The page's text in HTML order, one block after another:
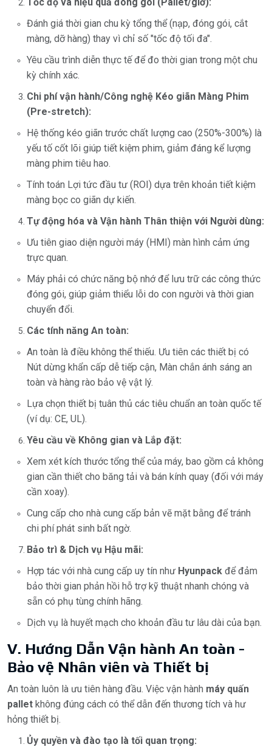
Đánh giá thời gian chu kỳ tổng thể (nạp, đóng gói, cắt
màng, dỡ hàng) thay vì chỉ số "tốc độ tối đa".
Yêu cầu trình diễn thực tế để đo thời gian trong một chu
kỳ chính xác.
Chi phí vận hành/Công nghệ Kéo giãn Màng Phim
(Pre-stretch):
Hệ thống kéo giãn trước chất lượng cao (250%-300%) là
yếu tố cốt lõi giúp tiết kiệm phim, giảm đáng kể lượng
màng phim tiêu hao.
Tính toán Lợi tức đầu tư (ROI) dựa trên khoản tiết kiệm
màng bọc co giãn dự kiến.
Tự động hóa và Vận hành Thân thiện với Người dùng:
Ưu tiên giao diện người máy (HMI) màn hình cảm ứng
trực quan.
Máy phải có chức năng bộ nhớ để lưu trữ các công thức
đóng gói, giúp giảm thiểu lỗi do con người và thời gian
chuyển đổi.
Các tính năng An toàn:
An toàn là điều không thể thiếu. Ưu tiên các thiết bị có
Nút dừng khẩn cấp dễ tiếp cận, Màn chắn ánh sáng an
toàn và hàng rào bảo vệ vật lý.
Lựa chọn thiết bị tuân thủ các tiêu chuẩn an toàn quốc tế
(ví dụ: CE, UL).
Yêu cầu về Không gian và Lắp đặt:
Xem xét kích thước tổng thể của máy, bao gồm cả không
gian cần thiết cho băng tải và bán kính quay (đối với máy
cần xoay).
Cung cấp cho nhà cung cấp bản vẽ mặt bằng để tránh
chi phí phát sinh bất ngờ.
Bảo trì & Dịch vụ Hậu mãi:
Hợp tác với nhà cung cấp uy tín như Hyunpack để đảm
bảo thời gian phản hồi hỗ trợ kỹ thuật nhanh chóng và
sẵn có phụ tùng chính hãng.
Dịch vụ là huyết mạch cho khoản đầu tư lâu dài của bạn.
V. Hướng Dẫn Vận hành An toàn -
Bảo vệ Nhân viên và Thiết bị
An toàn luôn là ưu tiên hàng đầu. Việc vận hành máy quấn
pallet không đúng cách có thể dẫn đến thương tích và hư
hỏng thiết bị.
Ủy quyền và đào tạo là tối quan trọng: